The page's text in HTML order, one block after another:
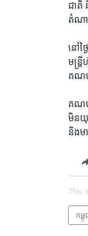
ជាតិ​
តំណា
នៅ​ថ្
មន្ត្
គណប
គណប
មិន​យុ
និង​ម
This
កម្ពុ